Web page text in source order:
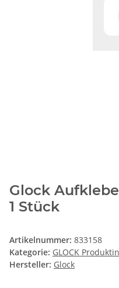
Glock
1 Stück
Artikelnummer: 833158
Kategorie: GLOCK
Hersteller: Glock